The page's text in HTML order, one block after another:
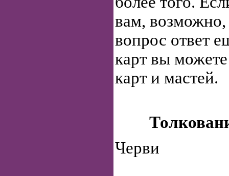
вам,
вопрос ответ
карт вы можете
карт и мастей.
Черви